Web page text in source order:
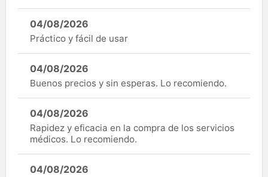
04/08/2026
Práctico y fácil de usar
04/08/2026
Buenos precios y sin esperas. Lo recomiendo.
04/08/2026
Rapidez y eficacia en la compra de los servicios
médicos. Lo recomiendo.
04/08/2026